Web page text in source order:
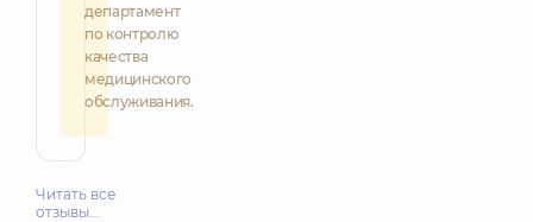
департамент
по контролю
качества
медицинского
обслуживания.
Читать все
отзывы…